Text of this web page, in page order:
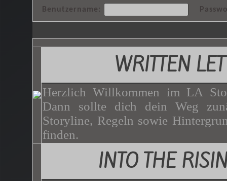
Benutzername:
WRITTEN
Herzlich Willkommen im LA
Dann sollte dich dein Weg
Storyline, Regeln sowie
finden.
INTO THE